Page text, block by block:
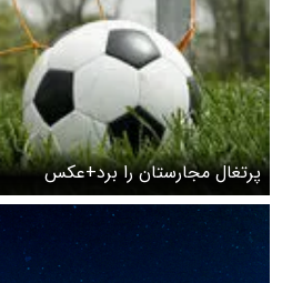
پرتغال مجارستان را برد+عکس